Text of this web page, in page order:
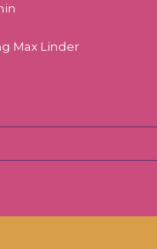
Max Linder